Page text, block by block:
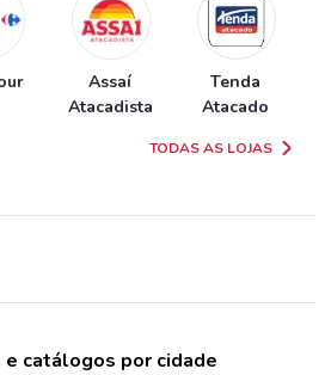
Assaí
Atacadista
Tenda
Atacado
TODAS AS LOJAS
catálogos por cidade